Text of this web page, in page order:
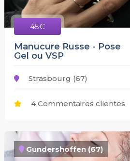
45€
Manucure Russe - Pose
Gel ou VSP
Strasbourg (67)
4 Commentaires clientes
Gundershoffen (67)